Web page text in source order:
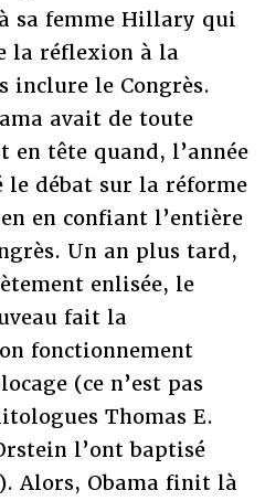
sa femme Hillary qui
la réflexion à la
inclure le Congrès.
avait de toute
en tête quand, l’année
le débat sur la réforme
en confiant l’entière
Un an plus tard,
enlisée, le
fait la
fonctionnement
(ce n’est pas
Thomas E.
l’ont baptisé
Alors, Obama finit là